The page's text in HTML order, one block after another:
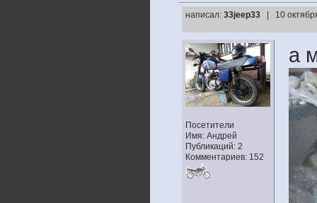
написал: 33jeep33 | 10
Посетители
Имя: Андрей
Публикаций: 2
Комментариев: 152
а